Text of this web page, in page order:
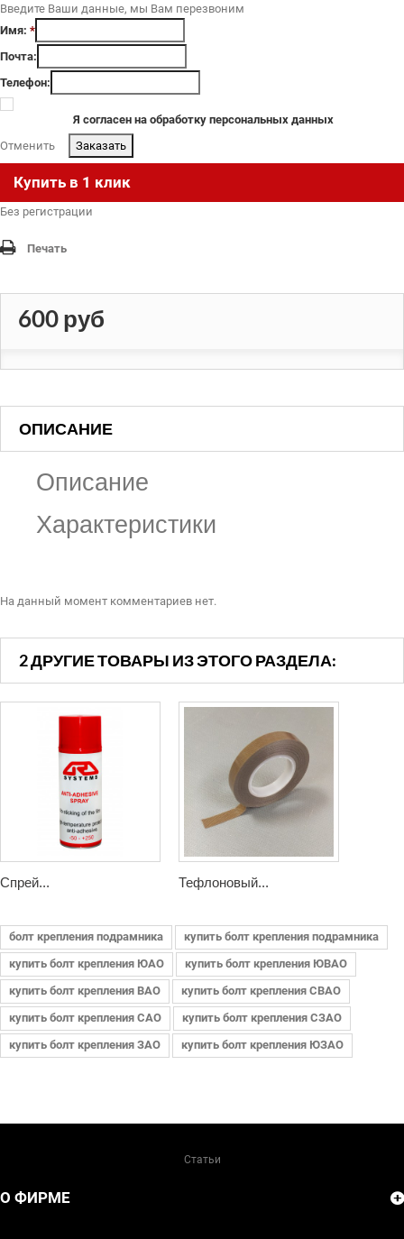
Введите Ваши данные, мы Вам перезвоним
Имя: *
Почта:
Телефон:
Я согласен на обработку персональных данных
Отменить
.
Купить в 1 клик
Без регистрации
Печать
600 руб
ОПИСАНИЕ
Описание
Характеристики
На данный момент комментариев нет.
2 ДРУГИЕ ТОВАРЫ ИЗ ЭТОГО РАЗДЕЛА:
Спрей... Тефлоновый...
болт крепления подрамника
купить болт крепления подрамника
купить болт крепления ЮАО
купить болт крепления ЮВАО
купить болт крепления ВАО
купить болт крепления СВАО
купить болт крепления САО
купить болт крепления СЗАО
купить болт крепления ЗАО
купить болт крепления ЮЗАО
Статьи
О ФИРМЕ